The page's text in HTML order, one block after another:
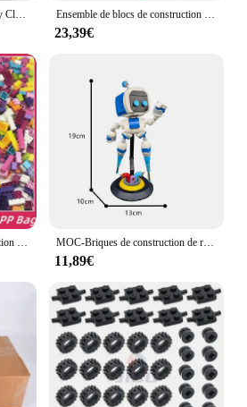
Décennie s de construction City Classic pour enfants, briques créatives de marque, figurines modèles en vrac, jouets de bricolage, petite taille, tous disponibles Ensemble de blocs de construction de luxe pour filles, château de glace, maison de terrain de jeu, films d'hiver, figurines de cheval de neige, cadeau de bricolage, jouet d'amis, princesse
23,39€
Ensemble de blocs de construction pour enfants, jouets de bricolage, blocs de construction classiques urbains, cadeau de Noël pour garçons et filles MOC-Briques de construction de robot de dessin animé pour enfants, modèle de nuit de sauvetage, jeu de mission, cadeaux créatifs, assemblage de bricolage, populaire, Astro Bot
11,89€